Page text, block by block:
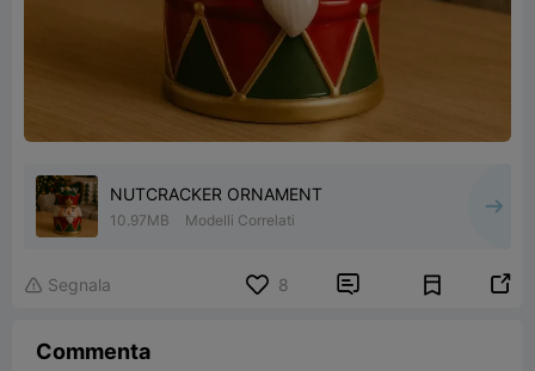
NUTCRACKER ORNAMENT
10.97MB Modelli Correlati
 Segnala 8  
Commenta